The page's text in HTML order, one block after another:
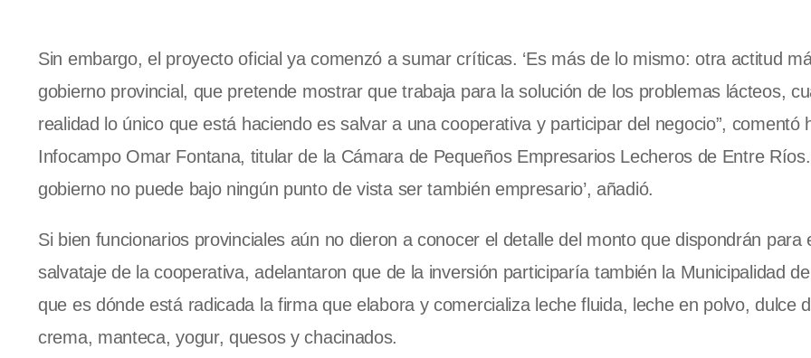
Sin embargo, el proyecto oficial ya comenzó a sumar críticas. ‘Es más de lo mismo: otra actitud
gobierno provincial, que pretende mostrar que trabaja para la solución de los problemas lácteos,
realidad lo único que está haciendo es salvar a una cooperativa y participar del negocio”, comentó
Infocampo Omar Fontana, titular de la Cámara de Pequeños Empresarios Lecheros de Entre Ríos.
gobierno no puede bajo ningún punto de vista ser también empresario’, añadió.
Si bien funcionarios provinciales aún no dieron a conocer el detalle del monto que dispondrán para
salvataje de la cooperativa, adelantaron que de la inversión participaría también la Municipalidad
que es dónde está radicada la firma que elabora y comercializa leche fluida, leche en polvo, dulce
crema, manteca, yogur, quesos y chacinados.